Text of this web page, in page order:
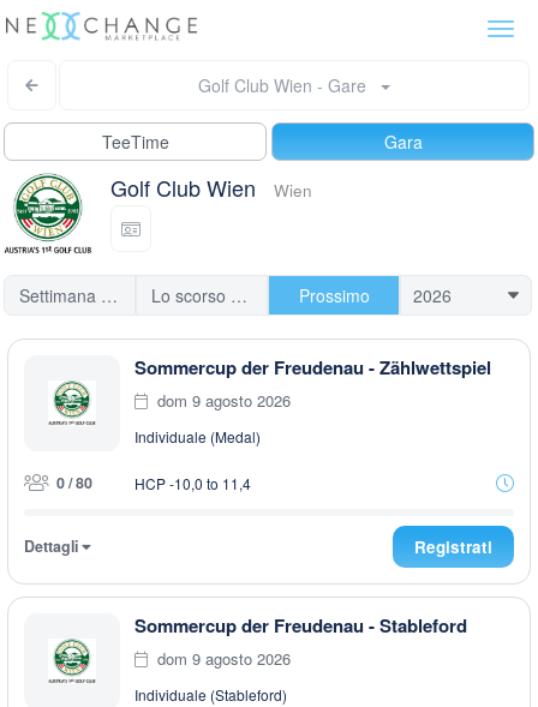
Golf Club Wien - Gare
TeeTime Gara
Golf Club Wien Wien
Settimana scorsa Lo scorso mese Prossimo
Sommercup der Freudenau - Zählwettspiel
dom 9 agosto 2026
Individuale (Medal)
0 / 80 HCP -10,0 to 11,4
Dettagli Registrati
Sommercup der Freudenau - Stableford
dom 9 agosto 2026
Individuale (Stableford)